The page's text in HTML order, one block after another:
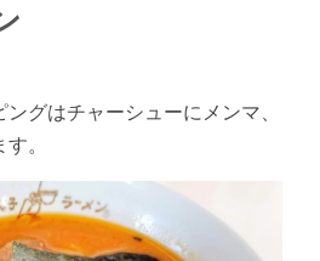
グはチャーシューにメンマ、
。